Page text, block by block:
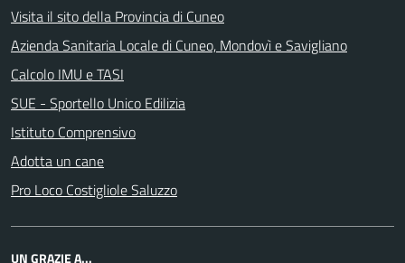
Visita il sito della Provincia di Cuneo
Azienda Sanitaria Locale di Cuneo, Mondovì e Savigliano
Calcolo IMU e TASI
SUE - Sportello Unico Edilizia
Istituto Comprensivo
Adotta un cane
Pro Loco Costigliole Saluzzo
UN GRAZIE A...